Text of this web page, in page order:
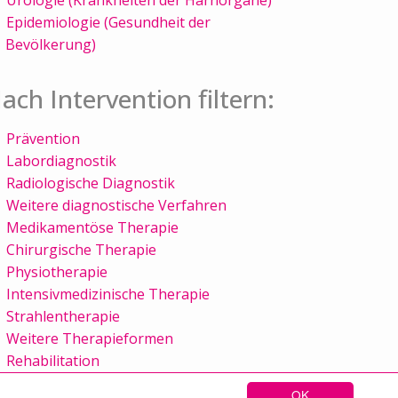
OK
Epidemiologie (Gesundheit der
Bevölkerung)
Intervention filtern:
Prävention
Labordiagnostik
Radiologische Diagnostik
Weitere diagnostische Verfahren
Medikamentöse Therapie
Chirurgische Therapie
Physiotherapie
Intensivmedizinische Therapie
Strahlentherapie
Weitere Therapieformen
Rehabilitation